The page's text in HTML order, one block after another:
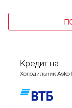
Кредит на
Холодильник Asko